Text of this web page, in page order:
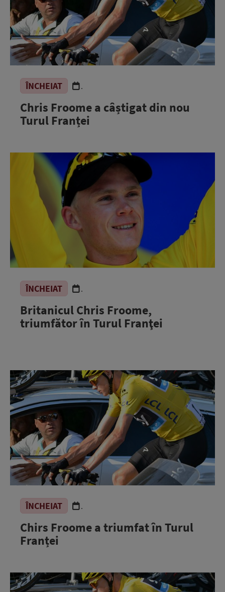
ÎNCHEIAT .
Chris Froome a câștigat din nou
Turul Franței
ÎNCHEIAT .
Britanicul Chris Froome,
triumfător în Turul Franţei
ÎNCHEIAT .
Chirs Froome a triumfat în Turul
Franței